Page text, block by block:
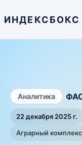
ИНДЕКСБОКС
Аналитика
22 декабря 2025 г.
Аграрный